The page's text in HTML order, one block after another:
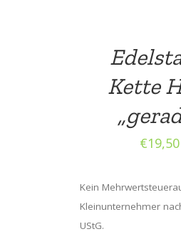
Kette
€19,50
Kein
Kleinunternehmer
UStG.